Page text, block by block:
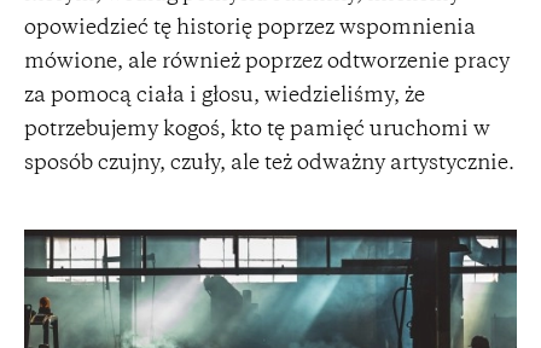
opowiedzieć tę historię poprzez wspomnienia
mówione, ale również poprzez odtworzenie pracy
za pomocą ciała i głosu, wiedzieliśmy, że
potrzebujemy kogoś, kto tę pamięć uruchomi w
sposób czujny, czuły, ale też odważny artystycznie.